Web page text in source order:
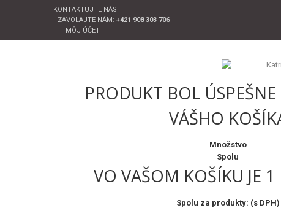
KONTAKTUJTE NÁS
ZAVOLAJTE NÁM: +421 908 303 706
MÔJ ÚČET
PRODUKT BOL
VÁŠHO
Množstvo
Spolu
VO VAŠOM KOŠÍKU JE
Spolu za produkty: (s DPH)